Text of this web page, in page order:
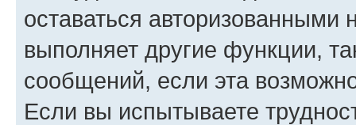
оставаться авторизованными
выполняет другие функции,
сообщений, если эта
Если вы испытываете